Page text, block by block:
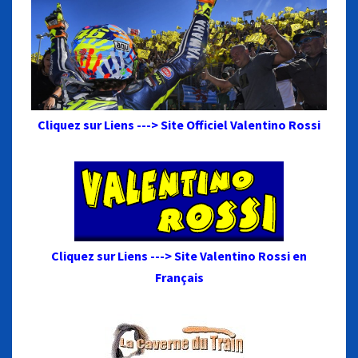
Cliquez sur Liens ---> Site Officiel Valentino Rossi
Cliquez sur Liens ---> Site Valentino Rossi en
Français